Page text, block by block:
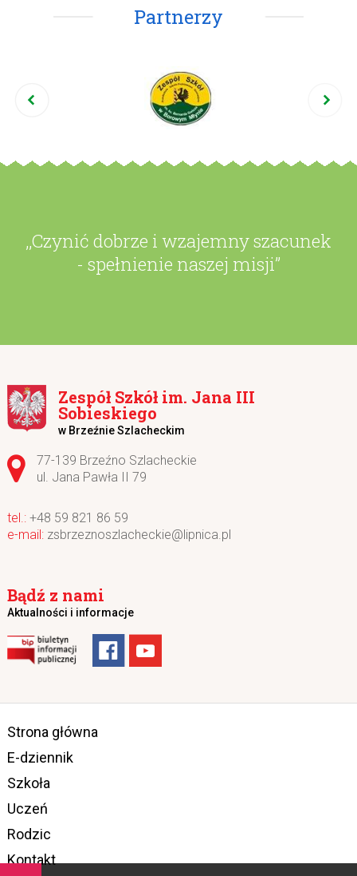
Partnerzy
,,Czynić dobrze i wzajemny szacunek
- spełnienie naszej misji”
Zespół Szkół im. Jana III
Sobieskiego
w Brzeźnie Szlacheckim
Adres pocztowy:
77-139 Brzeźno Szlacheckie
ul. Jana Pawła II 79
+48 59 821 86 59
zsbrzeznoszlacheckie@lipnica.pl
Bądź z nami
Aktualności i informacje
Strona główna
E-dziennik
Szkoła
Uczeń
Rodzic
Kontakt